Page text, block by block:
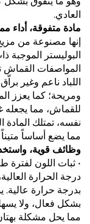
العادي.
مادة متفوقة، أداء
البوليستر الموجبة
المواصفات
اللباد ناعم وغير
ومريحة؛ كما يعزز
للقماش، مما يجعله
نفسه، تمتلك المادة
مما يضع أساساً متيناً
وظائف قوية،
• ثبات اللون لفترة
درجة الحرارة
بدرجة حرارة عالية.
بشكل فعال، ولا
مما يحل مشكلة بهتان